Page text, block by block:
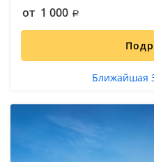
от 1 000
Ближайшая